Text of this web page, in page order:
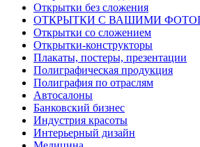
Открытки без сложения
ОТКРЫТКИ С ВАШИМИ
Открытки со сложением
Открытки-конструкторы
Плакаты, постеры, презентации
Полиграфическая продукция
Полиграфия по отраслям
Автосалоны
Банковский бизнес
Индустрия красоты
Интерьерный дизайн